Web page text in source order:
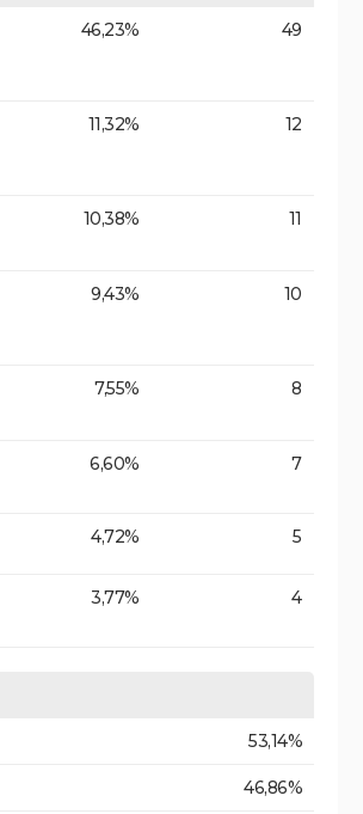
46,23% 49
11,32% 12
10,38% 11
9,43% 10
7,55% 8
6,60% 7
4,72% 5
3,77% 4
53,14%
46,86%